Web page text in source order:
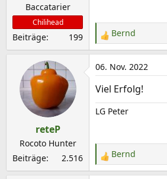
Baccatarier
Chilihead
Beiträge 199
R
e
a
k
t
i
o
e
n
:
Bernd
reteP
Rocoto Hunter
Beiträge
2.516
06. Nov. 2022
Viel Erfolg!
LG Peter
R
e
Bernd